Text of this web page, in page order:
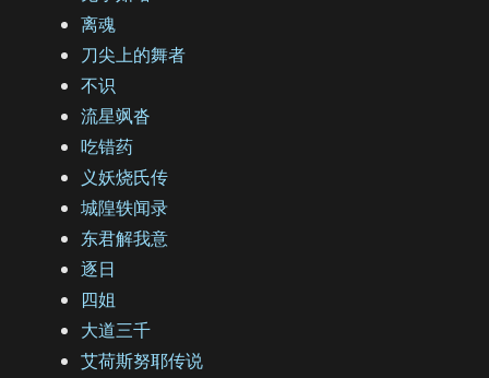
离魂
刀尖上的舞者
不识
流星飒沓
吃错药
义妖烧氏传
城隍轶闻录
东君解我意
逐日
四姐
大道三千
艾荷斯努耶传说